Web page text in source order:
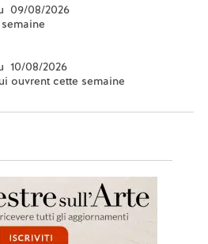
09/08/2026
10/08/2026
ouvrent cette semaine